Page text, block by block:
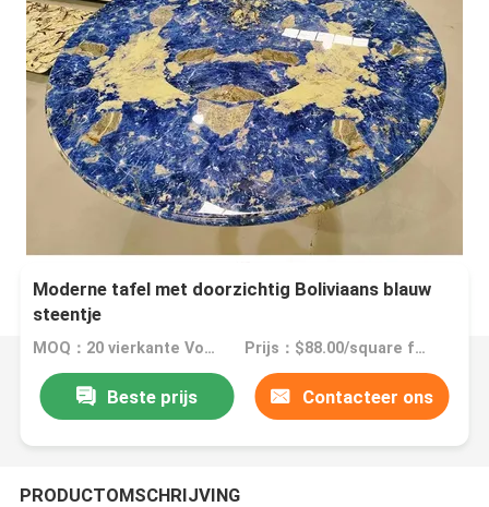
Moderne tafel met doorzichtig Boliviaans blauw
steentje
MOQ：20 vierkante Voeten Prijs：$88.00/square feet 20-99 square feet
Beste prijs Contacteer ons
PRODUCTOMSCHRIJVING